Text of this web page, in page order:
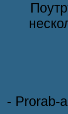
- Prorab-